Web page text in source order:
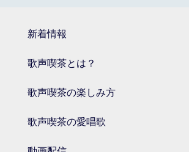
新着情報
歌声喫茶とは？
歌声喫茶の楽しみ方
歌声喫茶の愛唱歌